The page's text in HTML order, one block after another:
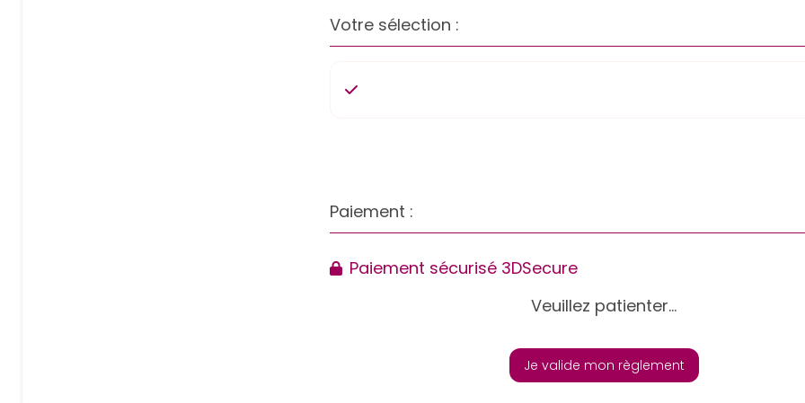
Votre sélection :
Paiement :
Paiement sécurisé 3DSecure
Veuillez patienter...
Je valide mon règlement